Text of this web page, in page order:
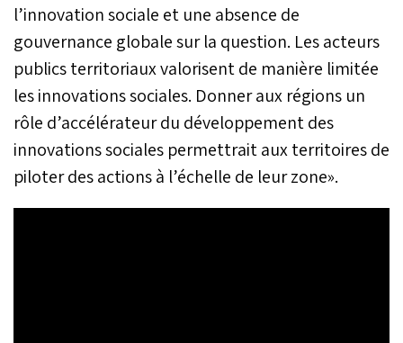
l’innovation sociale et une absence de
gouvernance globale sur la question. Les acteurs
publics territoriaux valorisent de manière limitée
les innovations sociales. Donner aux régions un
rôle d’accélérateur du développement des
innovations sociales permettrait aux territoires de
piloter des actions à l’échelle de leur zone».